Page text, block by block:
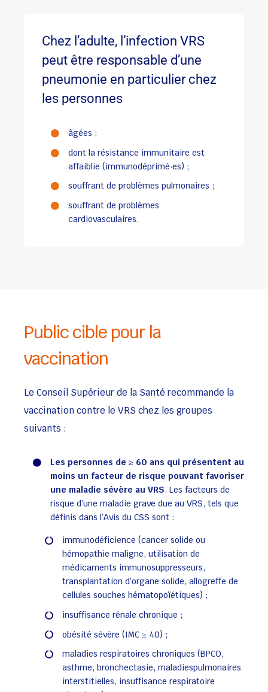
Chez l’adulte, l’infection VRS
peut être responsable d’une
pneumonie en particulier chez
les personnes
âgées ;
dont la résistance immunitaire est
affaiblie (immunodéprimé·es) ;
souffrant de problèmes pulmonaires ;
souffrant de problèmes
cardiovasculaires.
Public cible pour la
vaccination
Le Conseil Supérieur de la Santé recommande la
vaccination contre le VRS chez les groupes
suivants :
Les personnes de ≥ 60 ans qui présentent au
moins un facteur de risque pouvant favoriser
une maladie sévère au VRS. Les facteurs de
risque d’une maladie grave due au VRS, tels que
définis dans l’Avis du CSS sont :
immunodéficience (cancer solide ou
hémopathie maligne, utilisation de
médicaments immunosuppresseurs,
transplantation d’organe solide, allogreffe de
cellules souches hématopoïétiques) ;
insuffisance rénale chronique ;
obésité sévère (IMC ≥ 40) ;
maladies respiratoires chroniques (BPCO,
asthme, bronchectasie, maladiespulmonaires
interstitielles, insuffisance respiratoire